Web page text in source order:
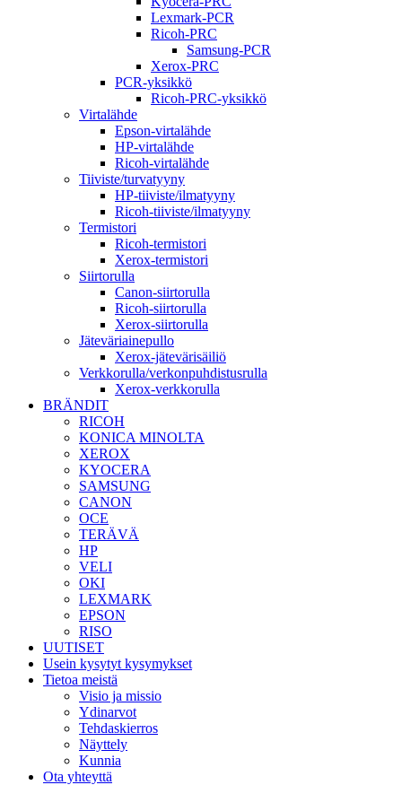
Lexmark-PCR
Ricoh-PRC
Samsung-PCR
Xerox-PRC
PCR-yksikkö
Ricoh-PRC-yksikkö
Virtalähde
Epson-virtalähde
HP-virtalähde
Ricoh-virtalähde
Tiiviste/turvatyyny
HP-tiiviste/ilmatyyny
Ricoh-tiiviste/ilmatyyny
Termistori
Ricoh-termistori
Xerox-termistori
Siirtorulla
Canon-siirtorulla
Ricoh-siirtorulla
Xerox-siirtorulla
Jäteväriainepullo
Xerox-jätevärisäiliö
Verkkorulla/verkonpuhdistusrulla
Xerox-verkkorulla
BRÄNDIT
RICOH
KONICA MINOLTA
XEROX
KYOCERA
SAMSUNG
CANON
OCE
TERÄVÄ
HP
VELI
OKI
LEXMARK
EPSON
RISO
UUTISET
Usein kysytyt kysymykset
Tietoa meistä
Visio ja missio
Ydinarvot
Tehdaskierros
Näyttely
Kunnia
Ota yhteyttä